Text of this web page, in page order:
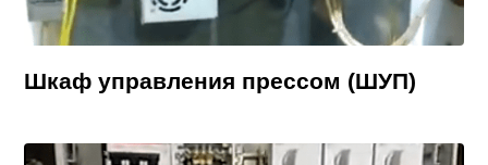
Шкаф управления прессом (ШУП)